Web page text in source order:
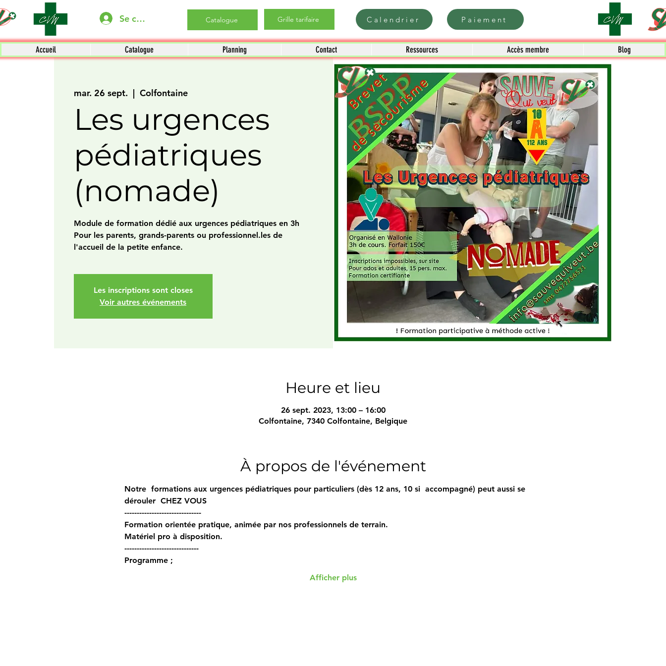
Se connecter Catalogue Grille tarifaire Calendrier Paiement
Accueil Catalogue Planning Contact Ressources Accès membre Blog
mar. 26 sept.
  |
Colfontaine
Les urgences
pédiatriques
(nomade)
Module de formation dédié aux urgences pédiatriques en 3h
Pour les parents, grands-parents ou professionnel.les de
l'accueil de la petite enfance.
Les inscriptions sont closes
Voir autres événements
Heure et lieu
26 sept. 2023, 13:00 – 16:00
Colfontaine, 7340 Colfontaine, Belgique
À propos de l'événement
Notre  formations aux urgences pédiatriques pour particuliers (dès 12 ans, 10 si  accompagné) peut aussi se
dérouler  CHEZ VOUS
-------------------------------
Formation orientée pratique, animée par nos professionnels de terrain.
Matériel pro à disposition.
------------------------------
Programme ;
Afficher plus